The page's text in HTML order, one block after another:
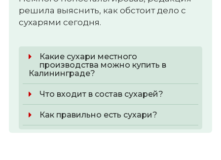
решила выяснить, как обстоит дело с
сухарями сегодня.
Какие сухари местного
производства можно купить в
Калининграде?
Что входит в состав сухарей?
Как правильно есть сухари?